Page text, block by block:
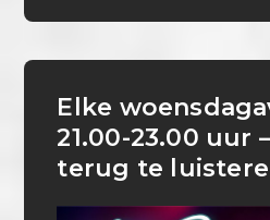
Elke
21.00-23.00 uur
terug te